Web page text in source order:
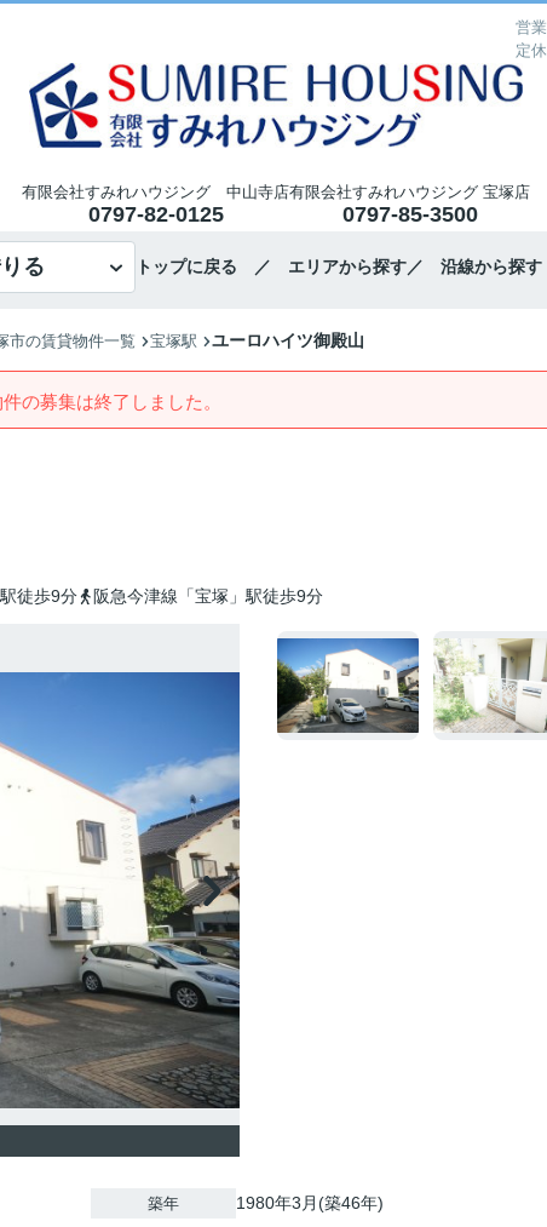
営
定
有限会社すみれハウジング 中山寺店
0797-82-0125
有限会社すみれハウジング 宝塚店
0797-85-3500
る トップに戻る ／ エリアから探す／ 沿線から探す
市の賃貸物件一覧 宝塚駅 ユーロハイツ御殿山
の募集は終了しました。
徒歩9分 阪急今津線「宝塚」駅徒歩9分
築年 1980年3月(築46年)